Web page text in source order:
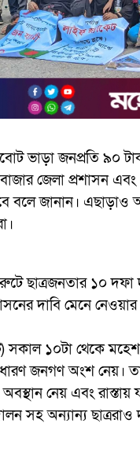
ভাড়া জনপ্রতি ৯০
জেলা প্রশাসন
বলে জানান। এছাড়াও
ছাত্রজনতার ১০
দাবি মেনে
১০টা থেকে
জনগণ অংশ নেয়।
নেয় এবং
সহ অন্যান্য